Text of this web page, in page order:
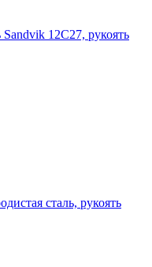
12C27, рукоять
сталь, рукоять